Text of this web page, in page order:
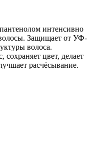
интенсивно
волосы. Защищает от УФ-
волоса.
цвет, делает
расчёсывание.